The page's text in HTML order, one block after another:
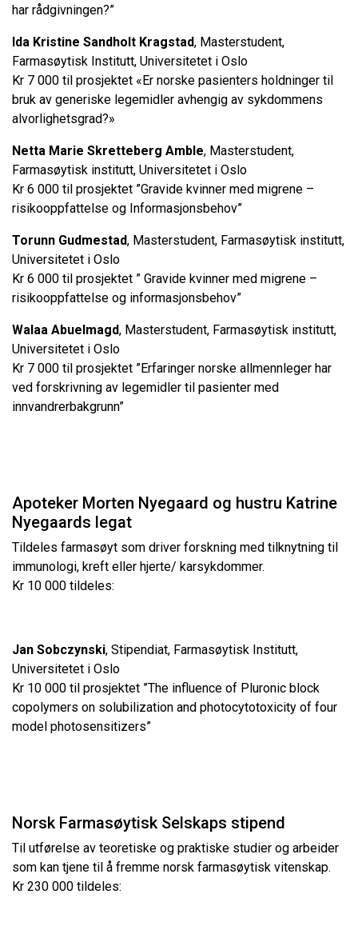
har rådgivningen?”
Ida Kristine Sandholt Kragstad, Masterstudent,
Farmasøytisk Institutt, Universitetet i Oslo
Kr 7 000 til prosjektet «Er norske pasienters holdninger til
bruk av generiske legemidler avhengig av sykdommens
alvorlighetsgrad?»
Netta Marie Skretteberg Amble, Masterstudent,
Farmasøytisk institutt, Universitetet i Oslo
Kr 6 000 til prosjektet ”Gravide kvinner med migrene –
risikooppfattelse og Informasjonsbehov”
Torunn Gudmestad, Masterstudent, Farmasøytisk institutt,
Universitetet i Oslo
Kr 6 000 til prosjektet ” Gravide kvinner med migrene –
risikooppfattelse og informasjonsbehov”
Walaa Abuelmagd, Masterstudent, Farmasøytisk institutt,
Universitetet i Oslo
Kr 7 000 til prosjektet ”Erfaringer norske allmennleger har
ved forskrivning av legemidler til pasienter med
innvandrerbakgrunn”
Apoteker Morten Nyegaard og hustru Katrine
Nyegaards legat
Tildeles farmasøyt som driver forskning med tilknytning til
immunologi, kreft eller hjerte/ karsykdommer.
Kr 10 000 tildeles:
Jan Sobczynski, Stipendiat, Farmasøytisk Institutt,
Universitetet i Oslo
Kr 10 000 til prosjektet ”The influence of Pluronic block
copolymers on solubilization and photocytotoxicity of four
model photosensitizers”
Norsk Farmasøytisk Selskaps stipend
Til utførelse av teoretiske og praktiske studier og arbeider
som kan tjene til å fremme norsk farmasøytisk vitenskap.
Kr 230 000 tildeles: